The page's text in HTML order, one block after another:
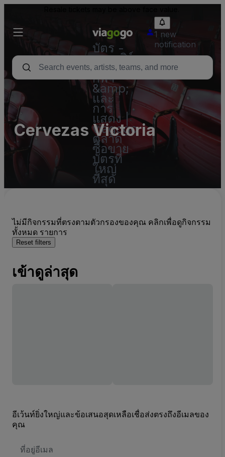
บัตร -
คอนเสิร์ต
บัตร
กีฬา
&amp;
และ
การ
แสดง |
viagogo
ตลาด
ซื้อขาย
บัตรที่
ใหญ่
ที่สุด
1 new
notification
Cervezas Victoria
ไม่มีกิจกรรมที่ตรงตามตัวกรองของคุณ คลิกเพื่อดูกิจกรรม
ทั้งหมด รายการ
Reset filters
เข้าดูล่าสุด
อีเว้นท์ยิ่งใหญ่และข้อเสนอสุดเหลือเชื่อส่งตรงถึงอีเมลของ
คุณ
อยู่